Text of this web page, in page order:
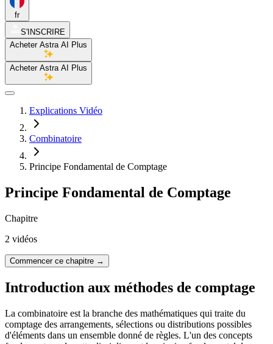
fr
S'INSCRIRE
Acheter Astra AI Plus
Acheter Astra AI Plus
Explications Vidéo
Combinatoire
Principe Fondamental de Comptage
Principe Fondamental de Comptage
Chapitre
2 vidéos
Commencer ce chapitre →
Introduction aux méthodes de comptage
La combinatoire est la branche des mathématiques qui traite du
comptage des arrangements, sélections ou distributions possibles
d'éléments dans un ensemble donné de règles. L'un des concepts